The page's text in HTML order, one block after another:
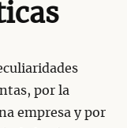
por la
empresa y por